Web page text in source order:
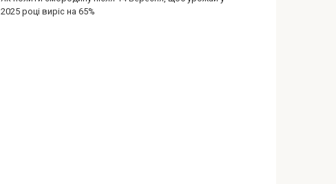
2025 році виріс на 65%